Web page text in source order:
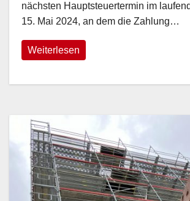
nächsten Hauptsteuertermin im
15. Mai 2024, an dem die Zahlung…
Weiterlesen